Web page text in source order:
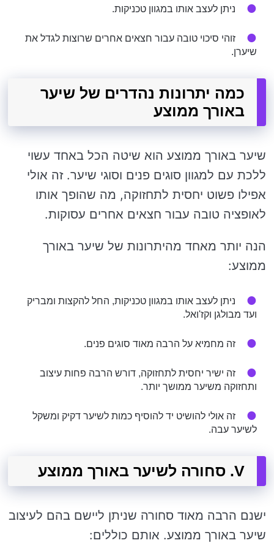
ניתן לעצב אותו במגוון טכניקות.
זוהי סיכוי טובה עבור חצאים אחרים שרוצות לגדל את
שיערן.
כמה יתרונות נהדרים של שיער
באורך ממוצע
שיער באורך ממוצע הוא שיטה הכל באחד עשוי
ללכת עם למגוון סוגים פנים וסוגי שיער. זה אולי
אפילו פשוט יחסית לתחזוקה, מה שהופך אותו
לאופציה טובה עבור חצאים אחרים עסוקות.
הנה יותר מאחד מהיתרונות של שיער באורך
ממוצע:
ניתן לעצב אותו במגוון טכניקות, החל להקצות ומבריק
ועד מבולגן וקז'ואל.
זה מחמיא על הרבה מאוד סוגים פנים.
זה ישיר יחסית לתחזוקה, דורש הרבה פחות עיצוב
ותחזוקה משיער ממושך יותר.
זה אולי להושיט יד להוסיף כמות לשיער דקיק ומשקל
לשיער עבה.
V. סחורה לשיער באורך ממוצע
ישנם הרבה מאוד סחורה שניתן ליישם בהם לעיצוב
שיער באורך ממוצע. אותם כוללים: